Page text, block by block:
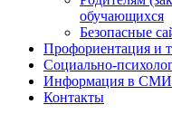
обучающихся
Безопасные
Профориентация и
Социально-
Информация в СМИ
Контакты